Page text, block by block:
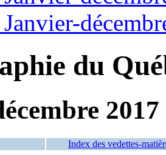
du
2017
Index des vedettes-